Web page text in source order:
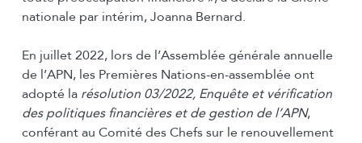
nationale par intérim, Joanna Bernard.
En juillet 2022, lors de l’Assemblée générale annuelle
de l’APN, les Premières Nations-en-assemblée ont
adopté larésolution 03/2022, Enquête et vérification
des politiques financières et de gestion de l’APN,
conférant au Comité des Chefs sur le renouvellement